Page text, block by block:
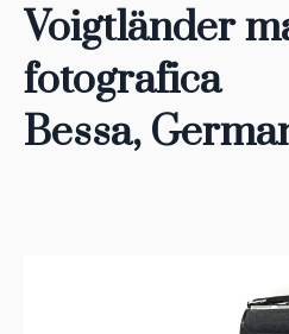
Voigtländer
fotografica
Bessa,